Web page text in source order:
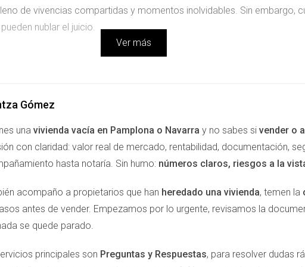
de vivencias compartidas y momentos inolvidables. Sin embargo,
nublar el juicio.
impidiendo que los propietarios avancen con sus vidas. Como dice
a los recuerdos familiares. La idea de vender el piso puede
en este dilema emocional. Muchos propietarios temen que al
que optan por dejar el inmueble vacío, lo que conlleva gastos
pasa sin tomar una decisión, más fuerte se siente esa culpa y más
Ver más
Gómez
una vivienda vacía en Pamplona o Navarra y no sabes si vender o
con claridad: valor real de mercado, rentabilidad, documentación,
hasta notaría. Sin humo: números claros, riesgos a la
acompaño a propietarios que han heredado una vivienda, temen la
antes de vender. Empezamos por lo urgente, revisamos la
se quede parado.
principales son Preguntas y Respuestas, para resolver dudas